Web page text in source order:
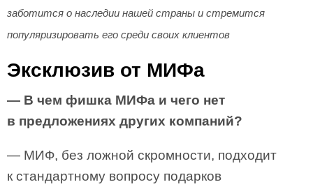
заботится о наследии нашей страны и стремится
популяризировать его среди своих клиентов
Эксклюзив от МИФа
— В чем фишка МИФа и чего нет
в предложениях других компаний?
— МИФ, без ложной скромности, подходит
к стандартному вопросу подарков